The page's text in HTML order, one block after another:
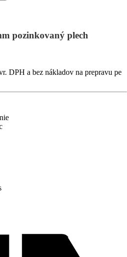
pozinkovaný plech
DPH a bez nákladov na prepravu pe